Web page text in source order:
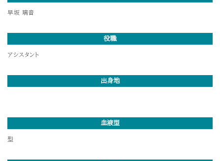
早坂 璃音
役職
アシスタント
出身地
血液型
型